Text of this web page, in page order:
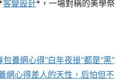
客變設計*，一場對稱的美學祭
養網心得“白年夜褂”都是“黑”
網心得差人的天性，后怕但不